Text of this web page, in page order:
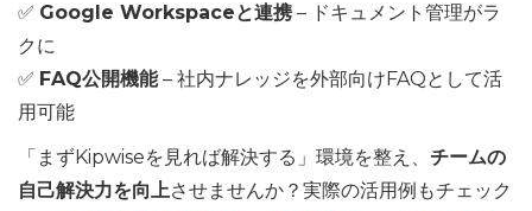
✅ Google Workspaceと連携 – ドキュメント管理がラ
クに
✅ FAQ公開機能– 社内ナレッジを外部向けFAQとして活
用可能
「まずKipwiseを見れば解決する」環境を整え、 チームの
自己解決力を向上させませんか？実際の活用例もチェック